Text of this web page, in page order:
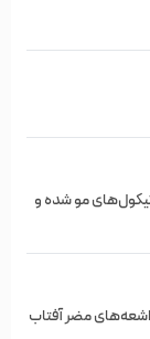
بریزید سپس
و ماساژ دهید.
به همین دلیل
مو شده و
مضر آفتاب